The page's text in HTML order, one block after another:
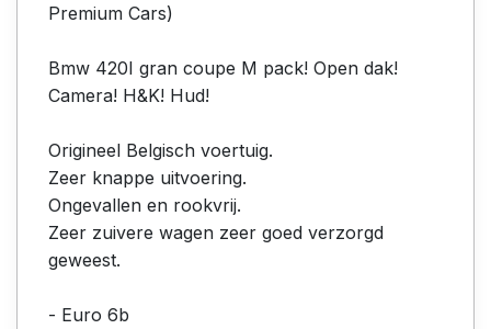
Premium Cars)
Bmw 420I gran coupe M pack! Open dak!
Camera! H&K! Hud!
Origineel Belgisch voertuig.
Zeer knappe uitvoering.
Ongevallen en rookvrij.
Zeer zuivere wagen zeer goed verzorgd
geweest.
- Euro 6b